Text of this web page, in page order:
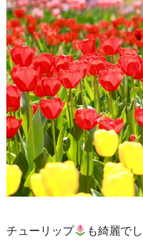
チューリップ も綺麗で